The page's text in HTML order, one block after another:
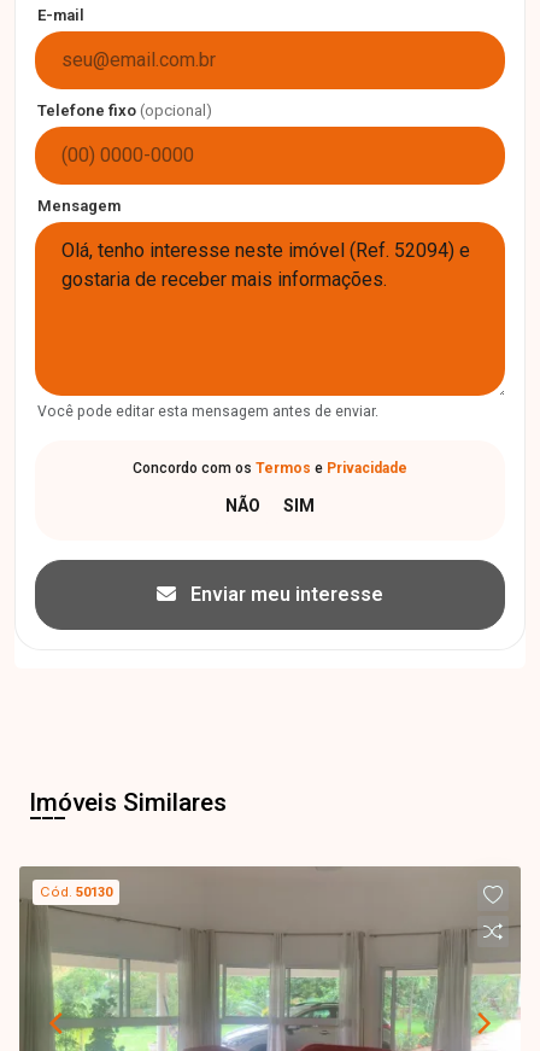
E-mail
Telefone fixo (opcional)
Mensagem
Você pode editar esta mensagem antes de enviar.
Concordo com os Termos e Privacidade
Enviar meu interesse
Imóveis Similares
Cód.50130